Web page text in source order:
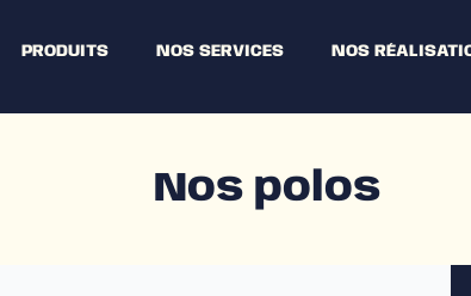
PRODUITS NOS SERVICES NOS
Nos polos